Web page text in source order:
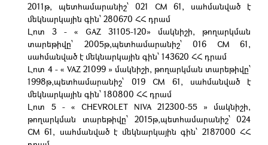
2011թ, պետհամարանիշ՝ 021 CM 61, սահմանված է
մեկնարկային գին՝ 280670 ՀՀ դրամ
Լոտ 3 - « GAZ 31105-120» մակնիշի, թողարկման
տարեթիվը՝ 2005թ,պետհամարանիշ՝ 016 CM 61,
սահմանված է մեկնարկային գին՝ 143620 ՀՀ դրամ
Լոտ 4 - « VAZ 21099 » մակնիշի, թողարկման տարեթիվը՝
1998թ,պետհամարանիշ՝ 019 CM 61, սահմանված է
մեկնարկային գին՝ 180800 ՀՀ դրամ
Լոտ 5 - « CHEVROLET NIVA 212300-55 » մակնիշի,
թողարկման տարեթիվը՝ 2015թ,պետհամարանիշ՝ 024
CM 61, սահմանված է մեկնարկային գին՝ 2187000 ՀՀ